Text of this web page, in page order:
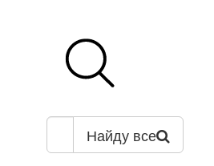
Найду все